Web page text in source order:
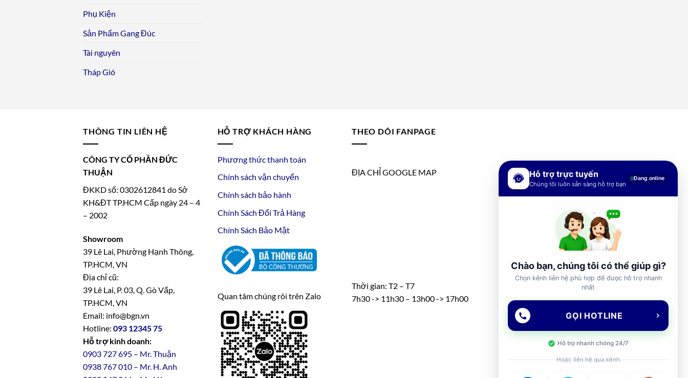
Phụ Kiện
Sản Phẩm Gang Đúc
Tài nguyên
Tháp Gió
THÔNG TIN LIÊN HỆ
CÔNG TY CỔ PHẦN ĐỨC
THUẬN
ĐKKD số: 0302612841 do Sở
KH&ĐT TP.HCM Cấp ngày 24 – 4
– 2002
Showroom
39 Lê Lai, Phường Hạnh Thông,
TP.HCM, VN
Địa chỉ cũ:
39 Lê Lai, P. 03, Q. Gò Vấp,
TP.HCM, VN
Email: info@bgn.vn
Hotline: 093 12345 75
Hỗ trợ kinh doanh:
0903 727 695 – Mr. Thuận
0938 767 010 – Mr. H. Anh
HỖ TRỢ KHÁCH HÀNG
Phương thức thanh toán
Chính sách vận chuyển
Chính sách bảo hành
Chính Sách Đổi Trả Hàng
Chính Sách Bảo Mật
Quan tâm chúng rôi trên Zalo
THEO DÕI FANPAGE
ĐỊA CHỈ GOOGLE MAP
Thời gian: T2 – T7
7h30 -> 11h30 – 13h00 -> 17h00
Hỗ trợ trực tuyến
Chúng tôi luôn sẵn sàng hỗ trợ bạn
Đang online
Chào bạn, chúng tôi có thể giúp gì?
Chọn kênh liên hệ phù hợp để được hỗ trợ nhanh
nhất
GỌI HOTLINE
Hỗ trợ nhanh chóng 24/7
Hoặc liên hệ qua kênh